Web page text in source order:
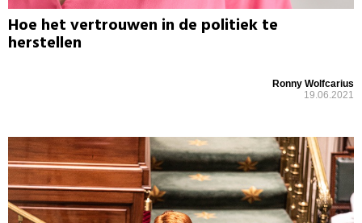
Hoe het vertrouwen in de politiek te
herstellen
Ronny Wolfcarius
19.06.2021